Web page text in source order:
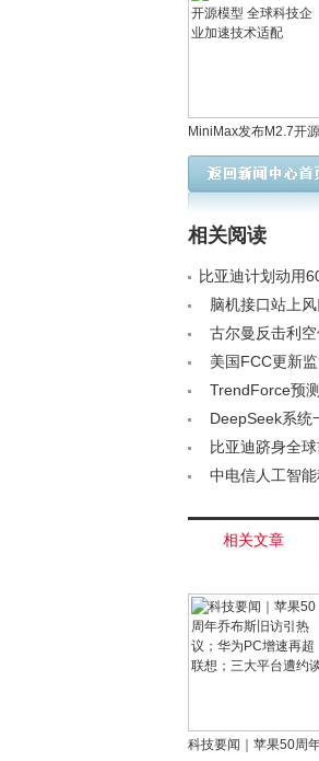
MiniMax发布M2.7开源
模型 全球科技企业加
技术适配
相关阅读
比亚迪计划动用
资< /a>脑机接口站上
时代< /a>
古尔曼反击利
档< /a>美国FCC更新
器进口受限< /a>
TrendForce预
幅上扬，AI与数据
DeepSeek系统
比亚迪跻身全
< /a>中电信人工智
相关文章
科技要闻｜苹果50周